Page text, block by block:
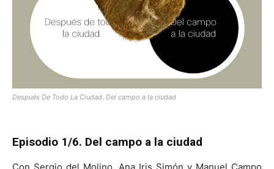
Después De Todo La Ciudad. Del campo a la ciudad
Episodio 1/6. Del campo a la ciudad